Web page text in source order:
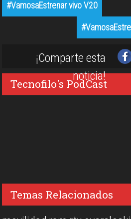
#VamosaEstrenar vivo V20
¡Comparte esta
noticia!
Tecnofilo's PodCast
Temas Relacionados